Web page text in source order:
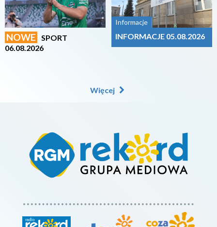
NOWE
SPORT
06.08.2026
Informacje
INFORMACJE 05.08.2026
Więcej